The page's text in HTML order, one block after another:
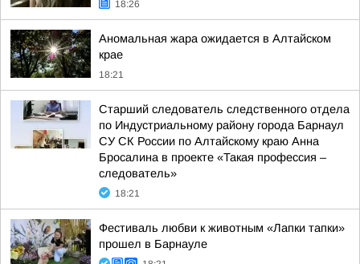
18:26
Аномальная жара ожидается в Алтайском
крае
18:21
Старший следователь следственного отдела
по Индустриальному району города Барнаул
СУ СК России по Алтайскому краю Анна
Бросалина в проекте «Такая профессия –
следователь»
18:21
Фестиваль любви к животным «Лапки тапки»
прошел в Барнауле